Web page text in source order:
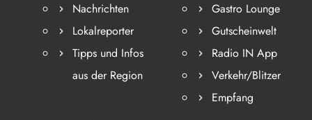
Nachrichten
Lokalreporter
Tipps und Infos
aus der Region
Gastro Lounge
Gutscheinwelt
Radio IN App
Verkehr/Blitzer
Empfang